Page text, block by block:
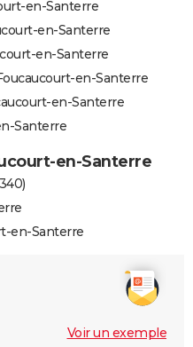
en-Santerre
en-Santerre
en-Santerre
en-Santerre
en-Santerre
Santerre
en-Santerre
en-Santerre
Voir un exemple